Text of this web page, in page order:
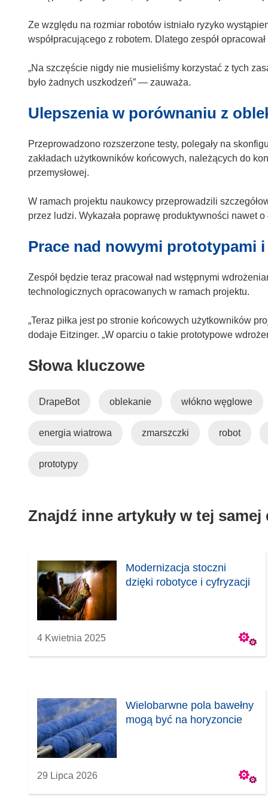
i
Ze względu na rozmiar robotów istniało ryzyko
współpracującego z robotem. Dlatego zespół
„Na szczęście nigdy nie musieliśmy korzystać z tych
było żadnych uszkodzeń” — zauważa.
Ulepszenia w porównaniu z
Przeprowadzono rozszerzone testy, polegały na
zakładach użytkowników końcowych, należących do
przemysłowej.
W ramach projektu naukowcy przeprowadzili
przez ludzi. Wykazała poprawę produktywności nawet
Prace nad nowymi prototypami
Zespół będzie teraz pracował nad wstępnymi
technologicznych opracowanych w ramach projektu.
„Teraz piłka jest po stronie końcowych użytkowników
dodaje Eitzinger. „W oparciu o takie prototypowe
Słowa kluczowe
DrapeBot oblekanie włókno węglowe
energia wiatrowa zmarszczki robot
prototypy
Znajdź inne artykuły w tej
Modernizacja stoczni
dzięki robotyce i cyfryzacji
4 Kwietnia 2025
Wielobarwne pola bawełny
mogą być na horyzoncie
29 Lipca 2026